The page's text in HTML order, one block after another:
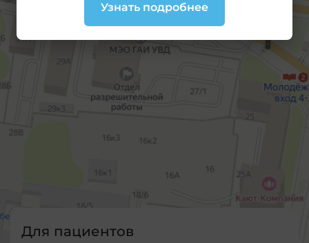
Для пациентов
Узнать подробнее